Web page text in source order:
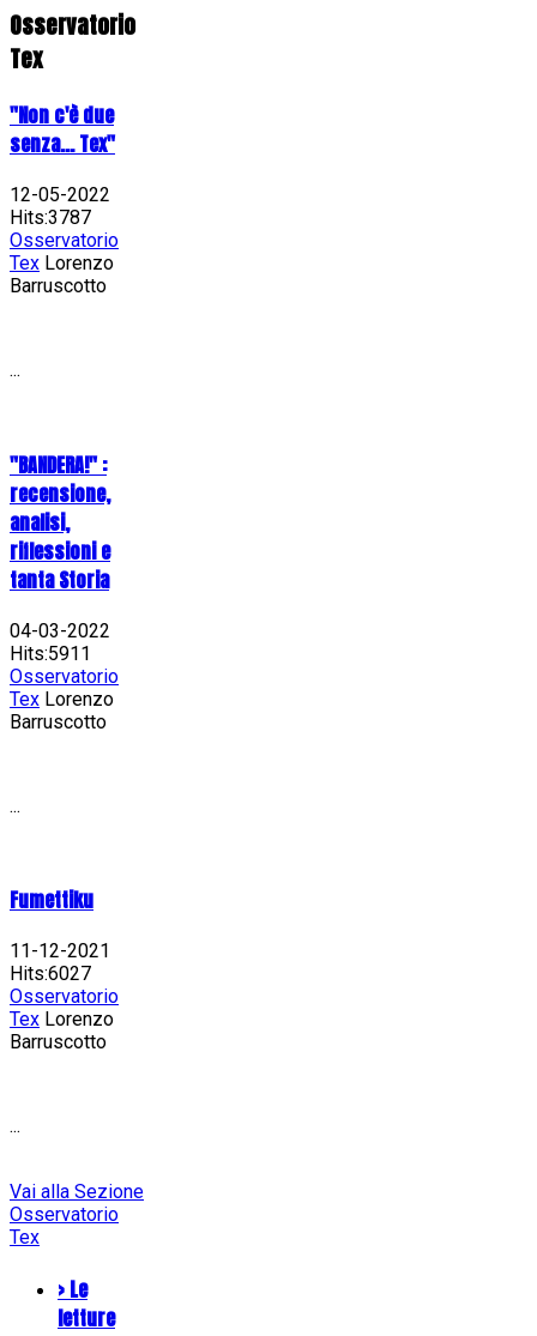
Osservatorio
Tex
"Non c'è due
senza... Tex"
12-05-2022
Hits:3787
Osservatorio
Tex Lorenzo
Barruscotto
...
"BANDERA!" :
recensione,
analisi,
riflessioni e
tanta Storia
04-03-2022
Hits:5911
Osservatorio
Tex Lorenzo
Barruscotto
...
Fumettiku
11-12-2021
Hits:6027
Osservatorio
Tex Lorenzo
Barruscotto
...
Vai alla Sezione
Osservatorio
Tex
> Le
letture